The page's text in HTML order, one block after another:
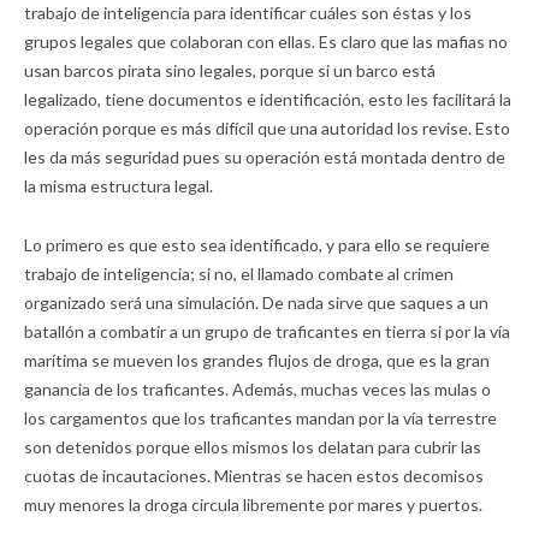
trabajo de inteligencia para identificar cuáles son éstas y los
grupos legales que colaboran con ellas. Es claro que las mafias no
usan barcos pirata sino legales, porque si un barco está
legalizado, tiene documentos e identificación, esto les facilitará la
operación porque es más difícil que una autoridad los revise. Esto
les da más seguridad pues su operación está montada dentro de
la misma estructura legal.
Lo primero es que esto sea identificado, y para ello se requiere
trabajo de inteligencia; si no, el llamado combate al crimen
organizado será una simulación. De nada sirve que saques a un
batallón a combatir a un grupo de traficantes en tierra si por la vía
marítima se mueven los grandes flujos de droga, que es la gran
ganancia de los traficantes. Además, muchas veces las mulas o
los cargamentos que los traficantes mandan por la vía terrestre
son detenidos porque ellos mismos los delatan para cubrir las
cuotas de incautaciones. Mientras se hacen estos decomisos
muy menores la droga circula libremente por mares y puertos.